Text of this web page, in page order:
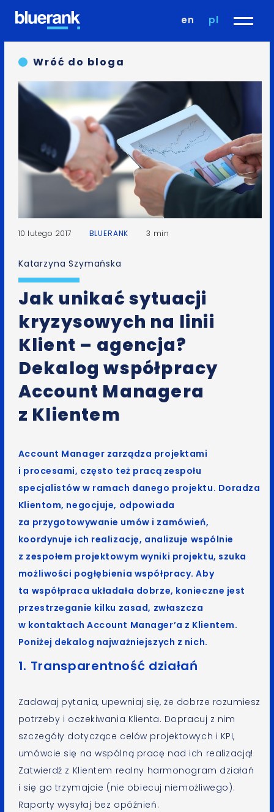
en pl
Wróć do bloga
10 lutego 2017 BLUERANK 3 min
Katarzyna Szymańska
Jak unikać sytuacji
kryzysowych na linii
Klient – agencja?
Dekalog współpracy
Account Managera
z Klientem
Account Manager zarządza projektami
i procesami, często też pracą zespołu
specjalistów w ramach danego projektu. Doradza
Klientom, negocjuje, odpowiada
za przygotowywanie umów i zamówień,
koordynuje ich realizację, analizuje wspólnie
z zespołem projektowym wyniki projektu, szuka
możliwości pogłębienia współpracy. Aby
ta współpraca układała dobrze, konieczne jest
przestrzeganie kilku zasad, zwłaszcza
w kontaktach Account Manager’a z Klientem.
Poniżej dekalog najważniejszych z nich.
1. Transparentność działań
Zadawaj pytania, upewniaj się, że dobrze rozumiesz
potrzeby i oczekiwania Klienta. Dopracuj z nim
szczegóły dotyczące celów projektowych i KPI,
umówcie się na wspólną pracę nad ich realizacją!
Zatwierdź z Klientem realny harmonogram działań
i się go trzymajcie (nie obiecuj niemożliwego).
Raporty wysyłaj bez opóźnień.